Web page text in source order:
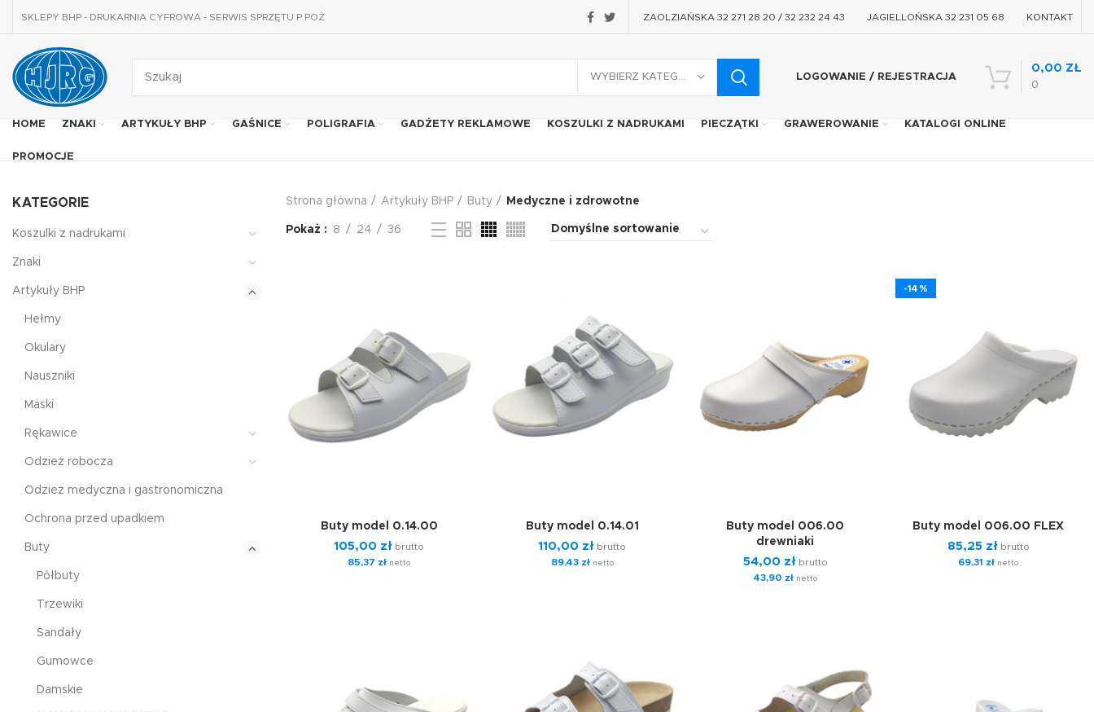
SKLEPY BHP - DRUKARNIA CYFROWA - SERWIS SPRZĘTU P.POŻ ZAOLZIAŃSKA 32 271 28 20 / 32 232 24 43 JAGIELLOŃSKA 32 231 05 68 KONTAKT
LOGOWANIE / REJESTRACJA
0
0,00 ZŁ
HOME ZNAKI ARTYKUŁY BHP GAŚNICE POLIGRAFIA GADŻETY REKLAMOWE KOSZULKI Z NADRUKAMI PIECZĄTKI GRAWEROWANIE KATALOGI ONLINE
PROMOCJE
KATEGORIE
Koszulki z nadrukami
Znaki
Artykuły BHP
Hełmy
Okulary
Nauszniki
Maski
Rękawice
Odzież robocza
Odzież medyczna i gastronomiczna
Ochrona przed upadkiem
Buty
Półbuty
Trzewiki
Sandały
Gumowce
Damskie
Strona główna Artykuły BHP Buty Medyczne i zdrowotne
Pokaż 8 24 36
Buty model 0.14.00
105,00 zł brutto
85,37 zł netto
Buty model 0.14.01
110,00 zł brutto
89,43 złnetto
Buty model 006.00
drewniaki
54,00 złbrutto
43,90 złnetto
-14%
Buty model 006.00 FLEX
85,25 złbrutto
69,31 zł netto